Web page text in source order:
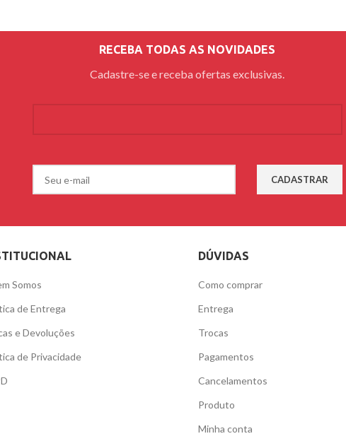
RECEBA TODAS AS NOVIDADES
Cadastre-se e receba ofertas exclusivas.
Somos
de Entrega
e Devoluções
de Privacidade
DÚVIDAS
Como comprar
Entrega
Trocas
Pagamentos
Cancelamentos
Produto
Minha conta